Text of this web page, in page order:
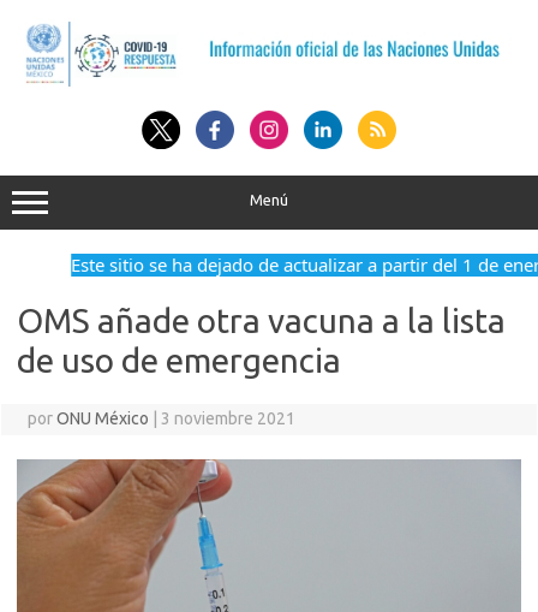
contenido
Menú
Este sitio se ha dejado de actualizar a partir del 1 de
OMS añade otra vacuna a la lista
de uso de emergencia
porONU México 3 noviembre 2021